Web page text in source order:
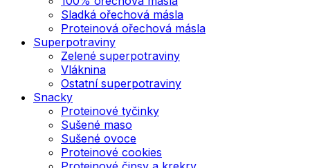
Sladká ořechová másla
Proteinová ořechová másla
Superpotraviny
Zelené superpotraviny
Vláknina
Ostatní superpotraviny
Snacky
Proteinové tyčinky
Sušené maso
Sušené ovoce
Proteinové cookies